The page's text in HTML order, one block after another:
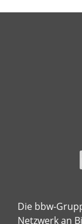
Die bbw-
Netzwerk an